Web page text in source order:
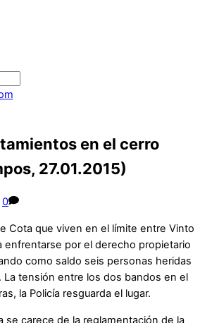
en el cerro
27.01.2015)
0
Cota que viven en el límite entre Vinto
enfrentarse por el derecho propietario
como saldo seis personas heridas
tensión entre los dos bandos en el
la Policía resguarda el lugar.
se carece de la reglamentación de la